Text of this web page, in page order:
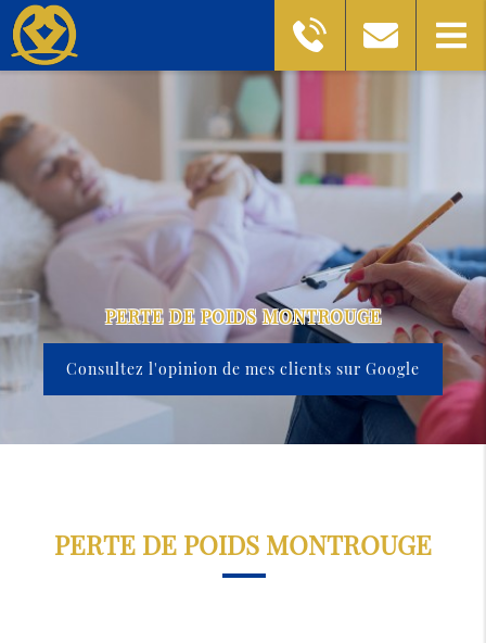
PERTE DE POIDS MONTROUGE
Consultez l'opinion de mes clients sur Google
PERTE DE POIDS MONTROUGE